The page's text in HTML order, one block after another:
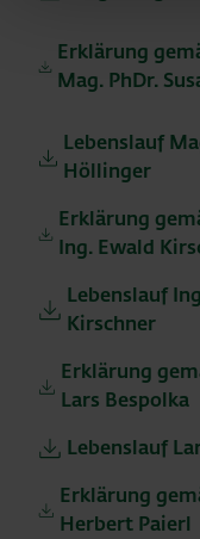
Erklärung
Mag. PhDr.
Lebenslauf
Höllinger
Erklärung
Ing. Ewald
Lebenslauf
Kirschner
Erklärung
Lars Bespolka
Lebenslauf
Erklärung
Herbert Paierl